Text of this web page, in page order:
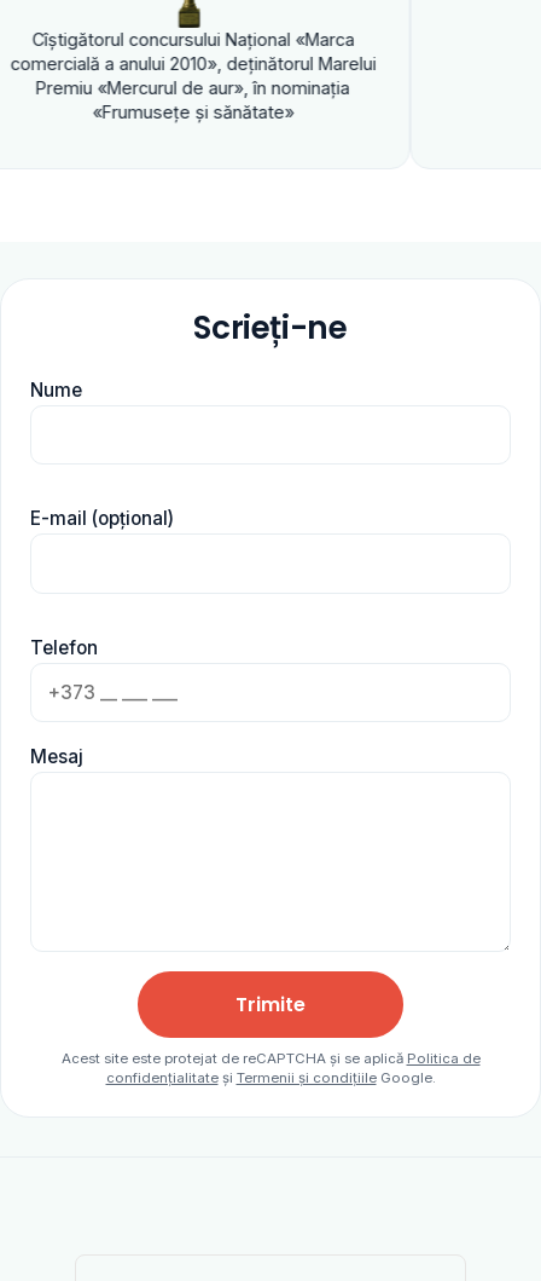
concursului Naţional «Marca
anului 2010», deţinătorul Marelui
de aur», în nominaţia
şi sănătate»
Scrieți-ne
Nume
E-mail (opțional)
Telefon
Mesaj
Trimite
Acest site este protejat de reCAPTCHA și se aplică Politica de
confidențialitateși Termenii și condițiileGoogle.